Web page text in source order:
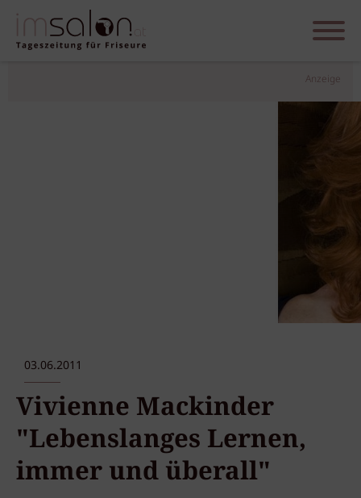
Anzeige
03.06.2011
Vivienne Mackinder
"Lebenslanges Lernen,
immer und überall"